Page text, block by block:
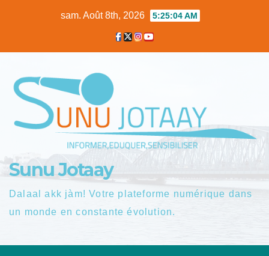
sam. Août 8th, 2026 5:25:04 AM
Sunu Jotaay
Dalaal akk jàm! Votre plateforme numérique dans
un monde en constante évolution.